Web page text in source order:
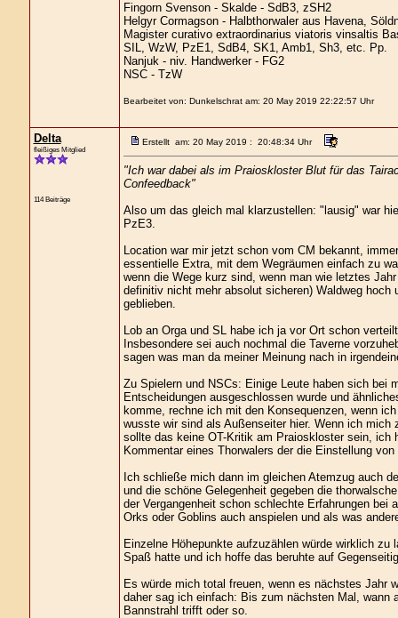
Fingorn Svenson - Skalde - SdB3, zSH2
Helgyr Cormagson - Halbthorwaler aus Havena,
Magister curativo extraordinarius viatoris vinsaltis
SIL, WzW, PzE1, SdB4, SK1, Amb1, Sh3, etc. Pp.
Nanjuk - niv. Handwerker - FG2
NSC - TzW
Bearbeitet von: Dunkelschrat am: 20 May 2019 22:22:57 Uhr
Delta
fleißiges Mitglied
114 Beiträge
Erstellt am: 20 May 2019 : 20:48:34 Uhr
"Ich war dabei als im Praioskloster Blut für das
Confeedback"
Also um das gleich mal klarzustellen: "lausig" war
PzE3.
Location war mir jetzt schon vom CM bekannt,
essentielle Extra, mit dem Wegräumen einfach zu
wenn die Wege kurz sind, wenn man wie letztes
definitiv nicht mehr absolut sicheren) Waldweg
geblieben.
Lob an Orga und SL habe ich ja vor Ort schon
Insbesondere sei auch nochmal die Taverne
sagen was man da meiner Meinung nach in
Zu Spielern und NSCs: Einige Leute haben sich bei
Entscheidungen ausgeschlossen wurde und
komme, rechne ich mit den Konsequenzen, wenn
wusste wir sind als Außenseiter hier. Wenn ich
sollte das keine OT-Kritik am Praioskloster sein, ich
Kommentar eines Thorwalers der die Einstellung
Ich schließe mich dann im gleichen Atemzug auch
und die schöne Gelegenheit gegeben die
der Vergangenheit schon schlechte Erfahrungen bei
Orks oder Goblins auch anspielen und als was
Einzelne Höhepunkte aufzuzählen würde wirklich
Spaß hatte und ich hoffe das beruhte auf
Es würde mich total freuen, wenn es nächstes Jahr
daher sag ich einfach: Bis zum nächsten Mal, wann
Bannstrahl trifft oder so.